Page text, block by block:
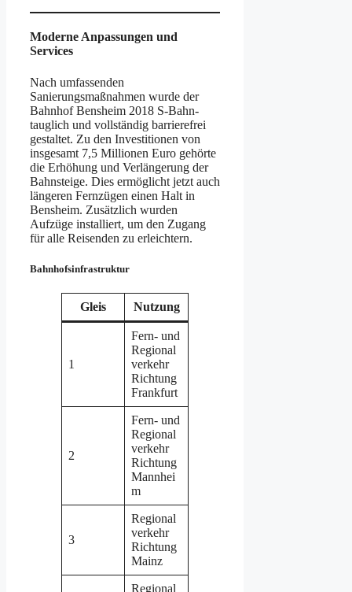
Moderne Anpassungen und
Services
Nach umfassenden
Sanierungsmaßnahmen wurde der
Bahnhof Bensheim 2018 S-Bahn-
tauglich und vollständig barrierefrei
gestaltet. Zu den Investitionen von
insgesamt 7,5 Millionen Euro gehörte
die Erhöhung und Verlängerung der
Bahnsteige. Dies ermöglicht jetzt auch
längeren Fernzügen einen Halt in
Bensheim. Zusätzlich wurden
Aufzüge installiert, um den Zugang
für alle Reisenden zu erleichtern.
Bahnhofsinfrastruktur
Gleis Nutzung
1
Fern- und
Regional
verkehr
Richtung
Frankfurt
2
Fern- und
Regional
verkehr
Richtung
Mannhei
m
3
Regional
verkehr
Richtung
Mainz
Regional